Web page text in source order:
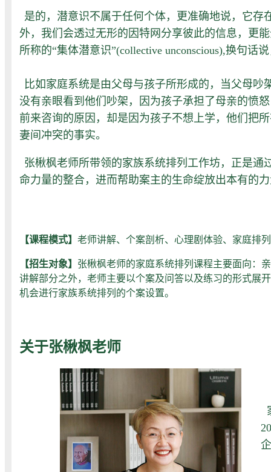
是的，潜意识不属于任何个体，更准确地说，它存
外，我们会透过无形的因特网分享彼此的信息，更
所称的“集体潜意识”(collective unconscious),换句
比如家庭系统是由父母与孩子所形成的，当父母
没有亲眼看到他们吵架，因为孩子承担了母亲的愤
前来咨询的原因，却是因为孩子不想上学，他们把
妻间冲突的事实。
张楸枫老师所带领的家族系统排列工作坊，正是
命力量的整合，进而帮助案主的生命绽放出本有的
【课程模式】 老师讲解、个案剖析、心理剧体验、家庭排
【招生对象】 张楸枫老师的家庭系统排列课程主要面向：
讲解部分之外，老师主要以个案及问答以及练习的形式展
机会进行家族系统排列的个案设置。
关于张楸枫老师